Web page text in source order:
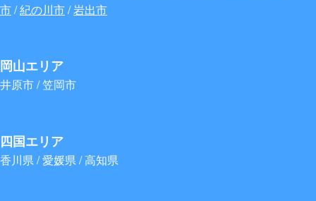
市/紀の川市/岩出市
岡山エリア
井原市 / 笠岡市
四国エリア
香川県 / 愛媛県 / 高知県